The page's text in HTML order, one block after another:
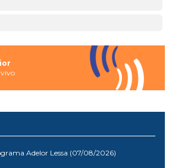
vivo
Adelor Lessa (07/08/2026)